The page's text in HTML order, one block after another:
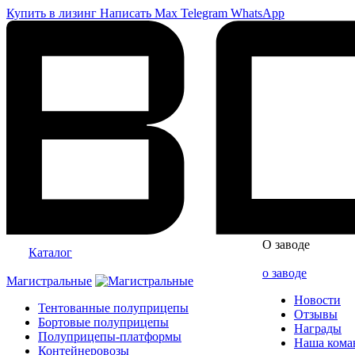
Купить в лизинг Написать Max Telegram WhatsApp
Каталог
Магистральные
Тентованные полуприцепы
Бортовые полуприцепы
Полуприцепы-платформы
Контейнеровозы
О заводе
о заводе
Новости
Отзывы
Награды
Наша